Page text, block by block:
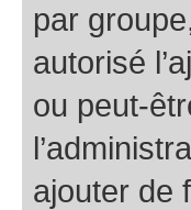
par
autorisé
ou peut-
ajouter de